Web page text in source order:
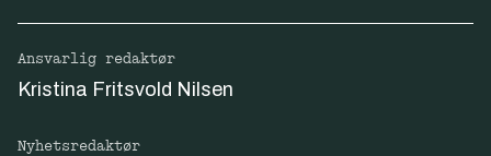
Ansvarlig redaktør
Kristina Fritsvold Nilsen
Nyhetsredaktør